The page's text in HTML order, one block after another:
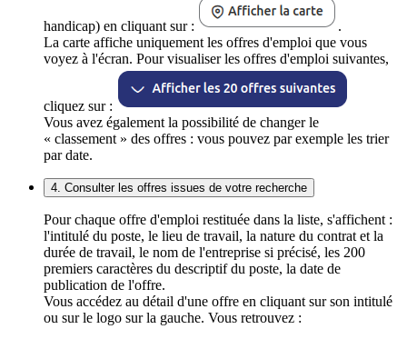
handicap) en cliquant sur :
.
La carte affiche uniquement les offres d'emploi que vous
voyez à l'écran. Pour visualiser les offres d'emploi suivantes,
cliquez sur :
Vous avez également la possibilité de changer le
« classement » des offres : vous pouvez par exemple les trier
par date.
4. Consulter les offres issues de votre recherche
Pour chaque offre d'emploi restituée dans la liste, s'affichent :
l'intitulé du poste, le lieu de travail, la nature du contrat et la
durée de travail, le nom de l'entreprise si précisé, les 200
premiers caractères du descriptif du poste, la date de
publication de l'offre.
Vous accédez au détail d'une offre en cliquant sur son intitulé
ou sur le logo sur la gauche. Vous retrouvez :